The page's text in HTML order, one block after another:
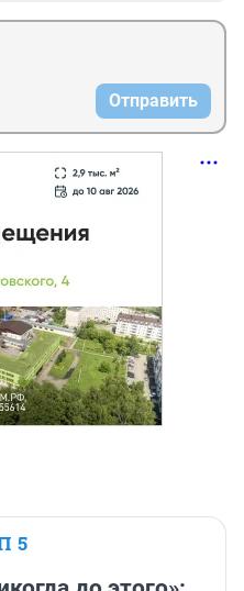
Отправить
5